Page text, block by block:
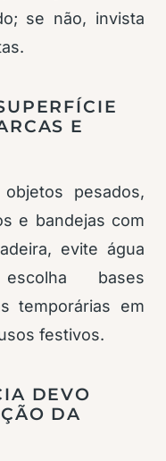
se não, invista
E
pesados,
e bandejas com
evite água
bases
temporárias em
festivos.
DEVO
DA